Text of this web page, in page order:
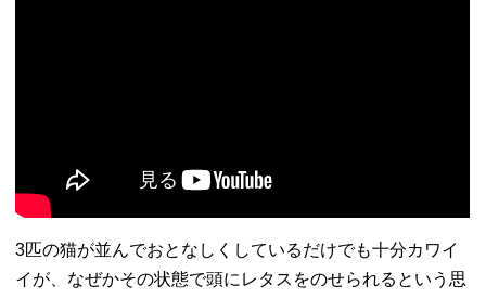
3匹の猫が並んでおとなしくしているだけでも十分カワイ
イが、なぜかその状態で頭にレタスをのせられるという思